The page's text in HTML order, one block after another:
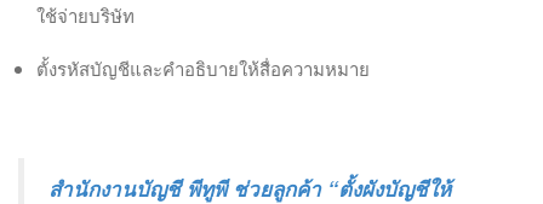
ใช้จ่ายบริษัท
ตั้งรหัสบัญชีและคำอธิบายให้สื่อความหมาย
สำนักงานบัญชี พีทูพี ช่วยลูกค้า “ตั้งผังบัญชีให้